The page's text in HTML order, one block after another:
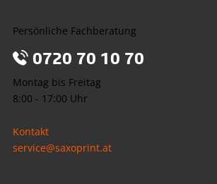
Persönliche Fachberatung
0720 70 10 70
Montag bis Freitag
8:00 - 17:00 Uhr
Kontakt
service@saxoprint.at